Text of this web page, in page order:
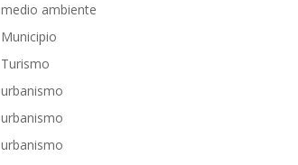
medio ambiente
Municipio
Turismo
urbanismo
urbanismo
urbanismo